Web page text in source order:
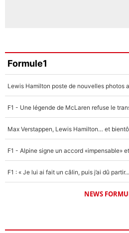
Formule1
NEWS